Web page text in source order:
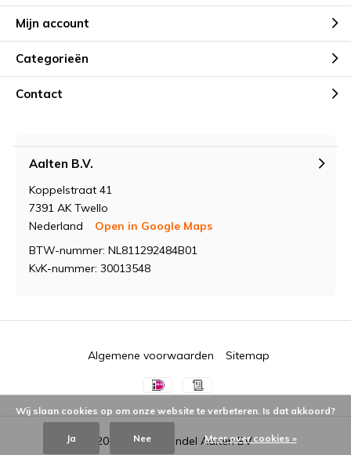
Mijn account
Categorieën
Contact
Aalten B.V.
Koppelstraat 41
7391 AK Twello
Nederland
Open in Google Maps
BTW-nummer: NL811292484B01
KvK-nummer: 30013548
© 2026 - Groothandel Aalten BV
Algemene voorwaarden Sitemap
Wij slaan cookies op om onze website te verbeteren. Is dat akkoord?
Ja Nee Meer over cookies »